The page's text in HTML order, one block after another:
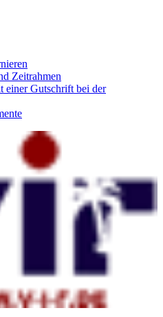
Zeitrahmen
einer Gutschrift bei der